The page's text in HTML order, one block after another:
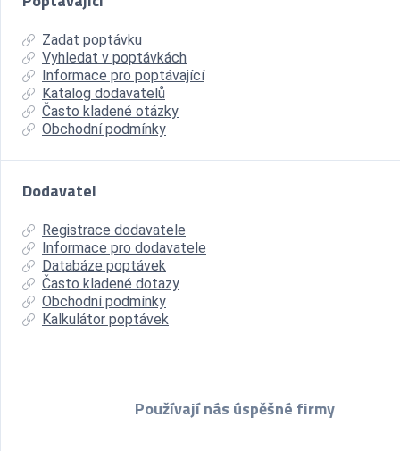
Zadat poptávku
Vyhledat v poptávkách
Informace pro poptávající
Katalog dodavatelů
Často kladené otázky
Obchodní podmínky
Dodavatel
Registrace dodavatele
Informace pro dodavatele
Databáze poptávek
Často kladené dotazy
Obchodní podmínky
Kalkulátor poptávek
Používají nás úspěšné firmy